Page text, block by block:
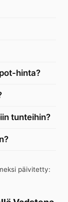
hinta?
tunteihin?
päivitetty: